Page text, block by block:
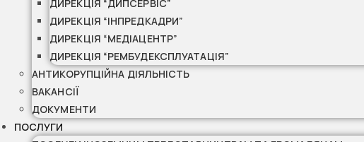
ДИРЕКЦІЯ “ДИПСЕРВІС”
ДИРЕКЦІЯ “ІНПРЕДКАДРИ”
ДИРЕКЦІЯ “МЕДІАЦЕНТР”
ДИРЕКЦІЯ “РЕМБУДЕКСПЛУАТАЦІЯ”
АНТИКОРУПЦІЙНА ДІЯЛЬНІСТЬ
ВАКАНСІЇ
ДОКУМЕНТИ
ПОСЛУГИ